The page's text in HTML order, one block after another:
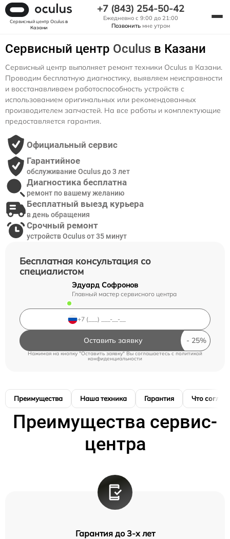
Сервисный центр Oculusв
Казани
+7 (843) 254-50-42
Ежедневно с 9:00 до 21:00
Позвонить мне утром
Сервисный центр Oculus в Казани
Бесплатная консультация со
специалистом
Эдуард Софронов
Главный мастер сервисного центра
Оставить заявку
Нажимая на кнопку "Оставить заявку" Вы соглашаетесь cполитикой
конфиденциальности
Сервисный центр выполняет ремонт техники Oculus в Казани.
Проводим бесплатную диагностику, выявляем неисправности
и восстанавливаем работоспособность устройств с
использованием оригинальных или рекомендованных
производителем запчастей. На все работы и комплектующие
предоставляется гарантия.
Официальный сервис
Гарантийное
обслуживание Oculus до 3 лет
Диагностика бесплатна
ремонт по вашему желанию
Бесплатный выезд курьера
в день обращения
Срочный ремонт
устройств Oculus от 35 минут
Преимущества Наша техника Гарантия Что
Преимущества сервис-
центра
Гарантия до 3-х лет